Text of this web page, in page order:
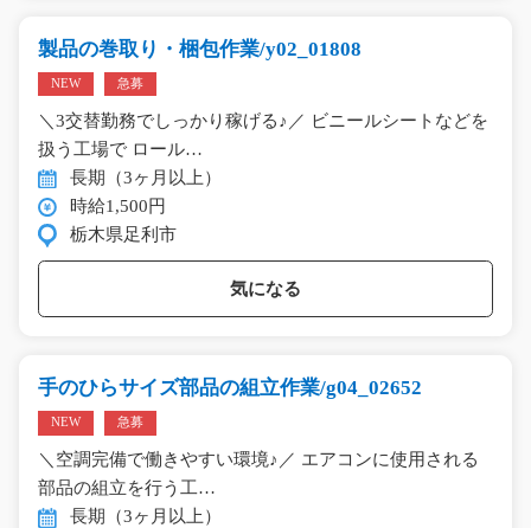
製品の巻取り・梱包作業/y02_01808
NEW 急募
＼3交替勤務でしっかり稼げる♪／ ビニールシートなどを
扱う工場で ロール…
長期（3ヶ月以上）
時給1,500円
栃木県足利市
気になる
手のひらサイズ部品の組立作業/g04_02652
NEW 急募
＼空調完備で働きやすい環境♪／ エアコンに使用される
部品の組立を行う工…
長期（3ヶ月以上）